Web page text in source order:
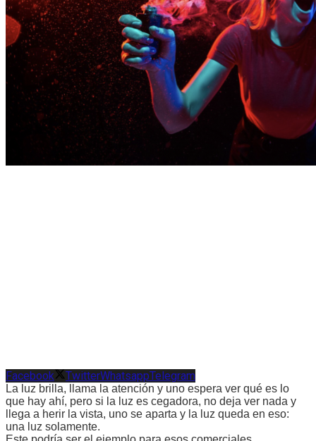
Facebook TwitterWhatsappTelegram
La luz brilla, llama la atención y uno espera ver qué es lo
que hay ahí, pero si la luz es cegadora, no deja ver nada y
llega a herir la vista, uno se aparta y la luz queda en eso:
una luz solamente.